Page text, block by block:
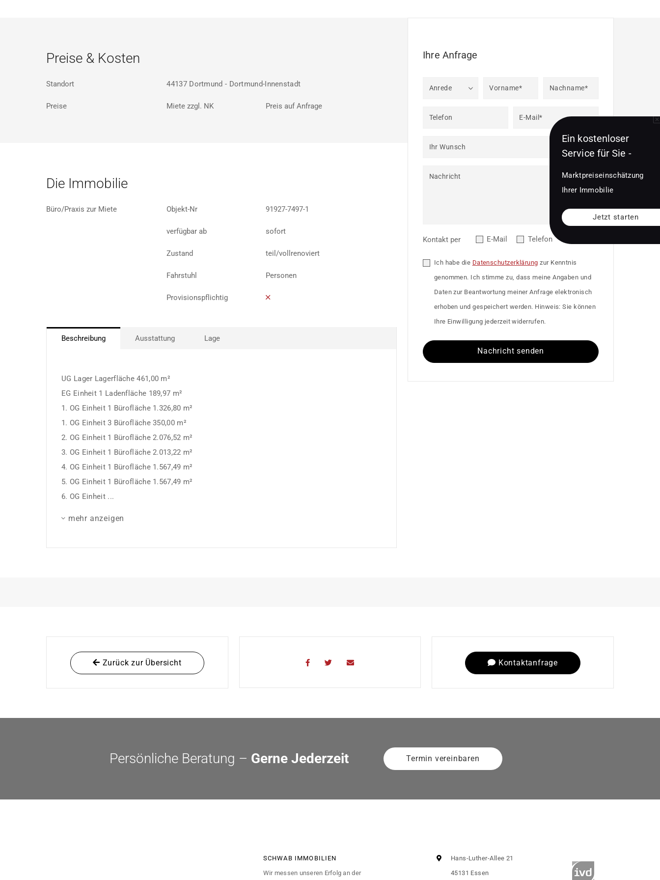
Preise & Kosten
Standort 44137 Dortmund - Dortmund-Innenstadt
Preise Miete zzgl. NK Preis auf Anfrage
Die Immobilie
Büro/Praxis zur Miete Objekt-Nr 91927-7497-1
verfügbar ab sofort
Zustand teil/vollrenoviert
Fahrstuhl Personen
Provisionspflichtig
Beschreibung Ausstattung Lage
UG Lager Lagerfläche 461,00 m²
EG Einheit 1 Ladenfläche 189,97 m²
1. OG Einheit 1 Bürofläche 1.326,80 m²
1. OG Einheit 3 Bürofläche 350,00 m²
2. OG Einheit 1 Bürofläche 2.076,52 m²
3. OG Einheit 1 Bürofläche 2.013,22 m²
4. OG Einheit 1 Bürofläche 1.567,49 m²
5. OG Einheit 1 Bürofläche 1.567,49 m²
6. OG Einheit ...
mehr anzeigen
Ihre Anfrage
Anrede Vorname* Nachname*
Telefon E-Mail*
Ihr Wunsch
Nachricht
Kontakt per E-Mail Telefon
Ich habe die Datenschutzerklärung zur Kenntnis
genommen. Ich stimme zu, dass meine Angaben und
Daten zur Beantwortung meiner Anfrage elektronisch
erhoben und gespeichert werden. Hinweis: Sie können
Ihre Einwilligung jederzeit widerrufen.
Nachricht senden
Kontaktanfrage
Zurück zur Übersicht
Persönliche Beratung – Gerne Jederzeit Termin vereinbaren
Ein kostenloser
Service für Sie -
Marktpreiseinschätzung
Ihrer Immobilie
Jetzt starten
SCHWAB IMMOBILIEN
Wir messen unseren Erfolg an der
Hans-Luther-Allee 21
45131 Essen